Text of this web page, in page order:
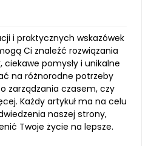
i praktycznych wskazówek
Ci znaleźć rozwiązania
pomysły i unikalne
na różnorodne potrzeby
zarządzania czasem, czy
Każdy artykuł ma na celu
naszej strony,
Twoje życie na lepsze.